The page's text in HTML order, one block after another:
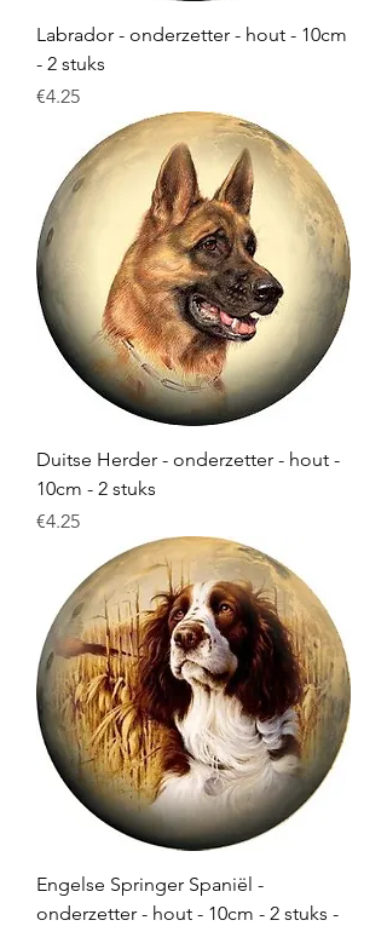
Labrador - onderzetter - hout - 10cm
- 2 stuks
Price
€4.25
Duitse Herder - onderzetter - hout -
10cm - 2 stuks
Price
€4.25
Engelse Springer Spaniël -
onderzetter - hout - 10cm - 2 stuks -